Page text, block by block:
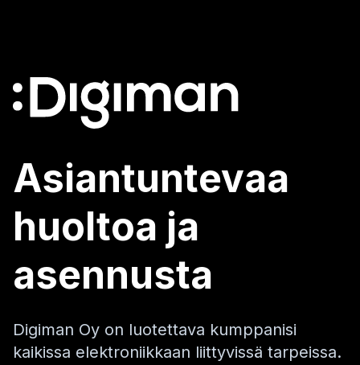
Asiantuntevaa
huoltoa ja
asennusta
Digiman Oy on luotettava kumppanisi
kaikissa elektroniikkaan liittyvissä tarpeissa.